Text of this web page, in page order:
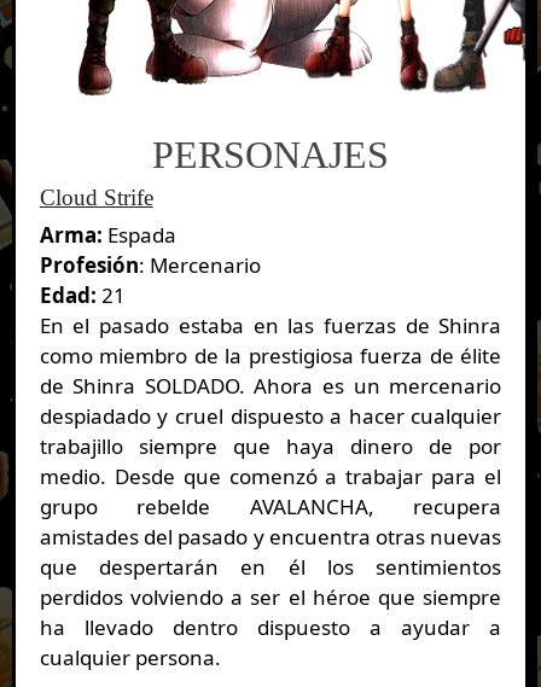
PERSONAJES
Cloud Strife
Arma: Espada
Profesión: Mercenario
Edad: 21
En el pasado estaba en las fuerzas de Shinra
como miembro de la prestigiosa fuerza de élite
de Shinra SOLDADO. Ahora es un mercenario
despiadado y cruel dispuesto a hacer cualquier
trabajillo siempre que haya dinero de por
medio. Desde que comenzó a trabajar para el
grupo rebelde AVALANCHA, recupera
amistades del pasado y encuentra otras nuevas
que despertarán en él los sentimientos
perdidos volviendo a ser el héroe que siempre
ha llevado dentro dispuesto a ayudar a
cualquier persona.